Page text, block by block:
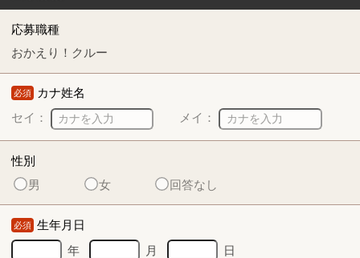
応募職種
おかえり！クルー
必須 カナ姓名
セイ：
メイ：
性別
男
女 回答なし
必須 生年月日
年
月 日